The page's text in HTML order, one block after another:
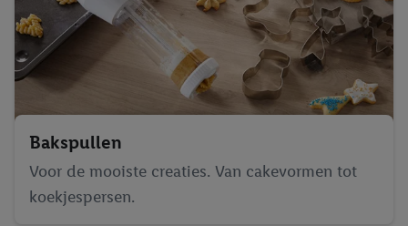
Bakspullen
Voor de mooiste creaties. Van cakevormen tot
koekjespersen.